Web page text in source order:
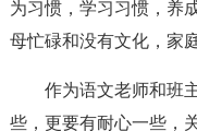
为习惯，学习习惯，养
母忙碌和没有文化，家
作为语文老师和班
些，更要有耐心一些，